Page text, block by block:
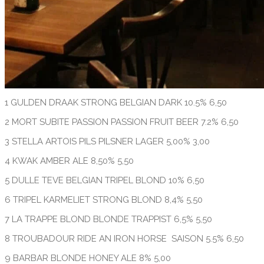
1 GULDEN DRAAK STRONG BELGIAN DARK 10.5% 6,50
2 MORT SUBITE PASSION PASSION FRUIT BEER 7.2% 6,50
3 STELLA ARTOIS PILS PILSNER LAGER 5,00% 3,00
4 KWAK AMBER ALE 8,50% 5,50
5 DULLE TEVE BELGIAN TRIPEL BLOND 10% 6,50
6 TRIPEL KARMELIET STRONG BLOND 8,4% 5,50
7 LA TRAPPE BLOND BLONDE TRAPPIST 6,5% 5,50
8 TROUBADOUR RIDE AN IRON HORSE SAISON 5.5% 6,50
9 BARBAR BLONDE HONEY ALE 8% 5,00